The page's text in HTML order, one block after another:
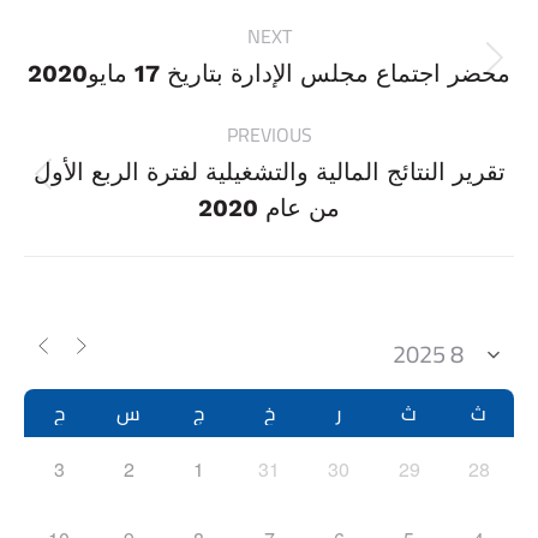
navigation
PREVIOUS
Previous
project:
تقرير النتائج المالية والتشغيلية لفترة الربع الأول
من عام 2020
NEXT
Next
project:
محضر اجتماع مجلس الإدارة بتاريخ 17 مايو2020
ث ث ر خ ج س ح
28
29
30
31
1
2
3